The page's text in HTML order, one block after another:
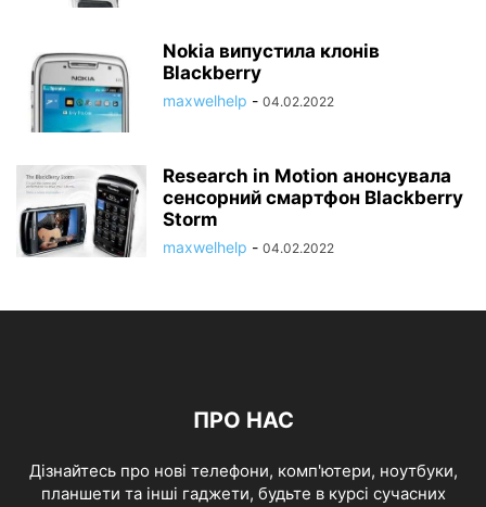
Nokia випустила клонів
Blackberry
maxwelhelp - 04.02.2022
Research in Motion анонсувала
сенсорний смартфон Blackberry
Storm
maxwelhelp - 04.02.2022
ПРО НАС
Дізнайтесь про нові телефони, комп'ютери, ноутбуки,
планшети та інші гаджети, будьте в курсі сучасних